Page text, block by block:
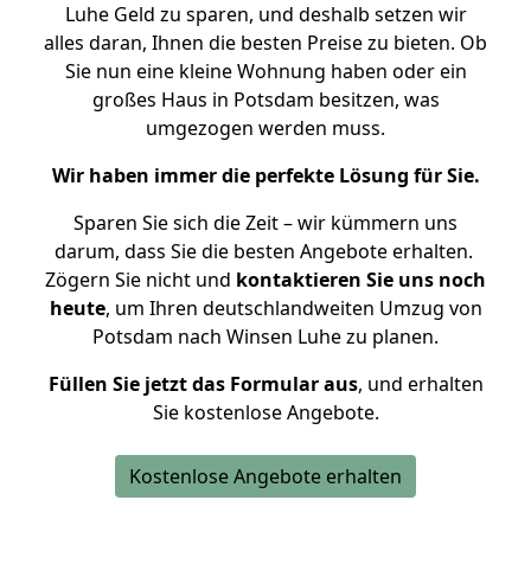
Luhe Geld zu sparen, und deshalb setzen wir
alles daran, Ihnen die besten Preise zu bieten. Ob
Sie nun eine kleine Wohnung haben oder ein
großes Haus in Potsdam besitzen, was
umgezogen werden muss.
Wir haben immer die perfekte Lösung für Sie.
Sparen Sie sich die Zeit – wir kümmern uns
darum, dass Sie die besten Angebote erhalten.
Zögern Sie nicht und kontaktieren Sie uns noch
heute, um Ihren deutschlandweiten Umzug von
Potsdam nach Winsen Luhe zu planen.
Füllen Sie jetzt das Formular aus, und erhalten
Sie kostenlose Angebote.
Kostenlose Angebote erhalten